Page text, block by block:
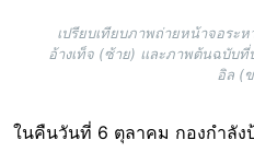
เปรียบเทียบภาพถ่ายหน้าจอระ
อ้างเท็จ (ซ้าย) และภาพต้นฉบับ
อิล (
ในคืนวันที่ 6 ตุลาคม กองกำลัง